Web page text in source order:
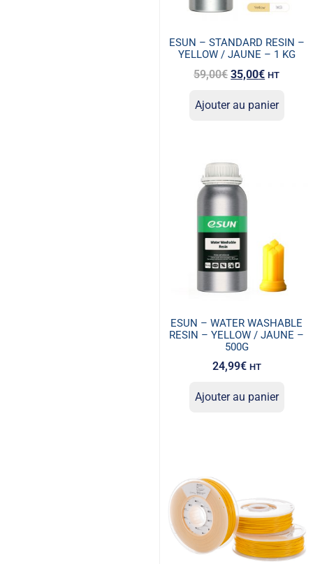
ESUN – STANDARD RESIN –
YELLOW / JAUNE – 1 KG
59,00€ 35,00€ HT
Ajouter au panier
ESUN – WATER WASHABLE
RESIN – YELLOW / JAUNE –
500G
24,99€ HT
Ajouter au panier